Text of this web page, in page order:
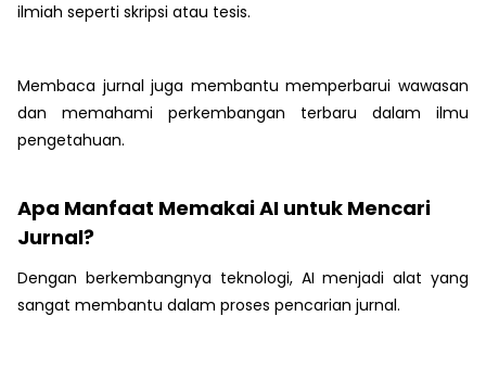
ilmiah seperti skripsi atau tesis.
Membaca jurnal juga membantu memperbarui wawasan
dan memahami perkembangan terbaru dalam ilmu
pengetahuan.
Apa Manfaat Memakai AI untuk Mencari
Jurnal?
Dengan berkembangnya teknologi, AI menjadi alat yang
sangat membantu dalam proses pencarian jurnal.